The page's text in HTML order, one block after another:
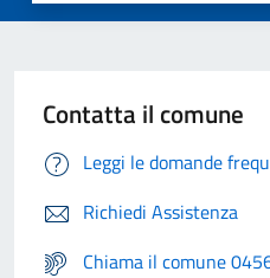
Contatta il comune
Leggi le domande
Richiedi Assistenza
Chiama il comune